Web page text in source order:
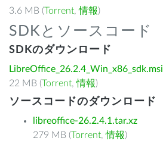
3.6 MB (Torrent,情報)
SDKとソースコード
SDKのダウンロード
LibreOffice_26.2.4_Win_x86_sdk.msi
22 MB (Torrent,情報)
ソースコードのダウンロード
libreoffice-26.2.4.1.tar.xz
279 MB (Torrent,情報)